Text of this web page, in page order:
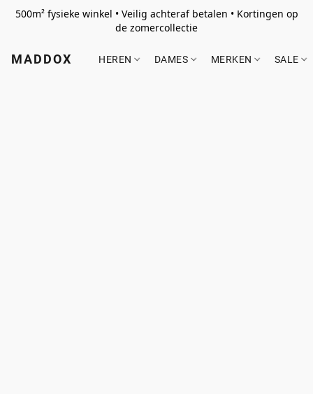
500m² fysieke winkel • Veilig achteraf betalen • Kortingen op
de zomercollectie
MADDOX HEREN DAMES MERKEN SALE